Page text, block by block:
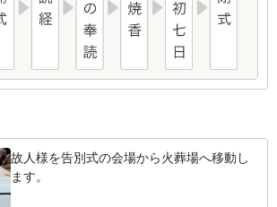
故人様を告別式の会場から火葬場へ移動し
ます。